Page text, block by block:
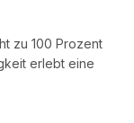
zu 100 Prozent
erlebt eine